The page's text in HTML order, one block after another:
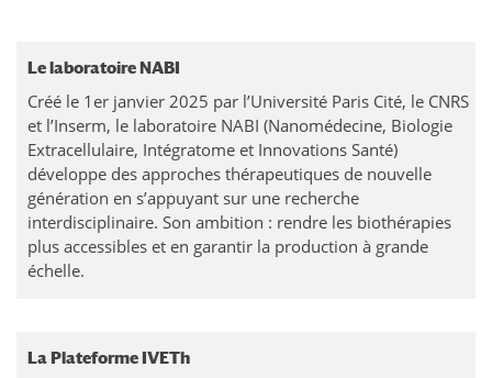
Le laboratoire NABI
Créé le 1er janvier 2025 par l’Université Paris Cité, le CNRS
et l’Inserm, le laboratoire NABI (Nanomédecine, Biologie
Extracellulaire, Intégratome et Innovations Santé)
développe des approches thérapeutiques de nouvelle
génération en s’appuyant sur une recherche
interdisciplinaire. Son ambition : rendre les biothérapies
plus accessibles et en garantir la production à grande
échelle.
La Plateforme IVETh